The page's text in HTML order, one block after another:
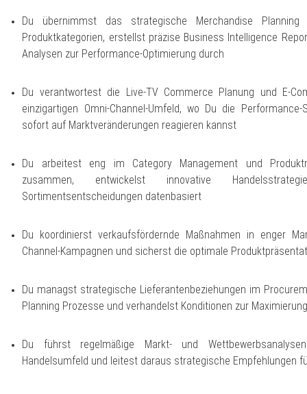
Du übernimmst das strategische Merchandise
Produktkategorien, erstellst präzise Business Intelligence
Analysen zur Performance-Optimierung durch
Du verantwortest die Live-TV Commerce Planung und E-
einzigartigen Omni-Channel-Umfeld, wo Du die
sofort auf Marktveränderungen reagieren kannst
Du arbeitest eng im Category Management und
zusammen, entwickelst innovative
Sortimentsentscheidungen datenbasiert
Du koordinierst verkaufsfördernde Maßnahmen in enger
Channel-Kampagnen und sicherst die optimale
Du managst strategische Lieferantenbeziehungen im
Planning Prozesse und verhandelst Konditionen zur
Du führst regelmäßige Markt- und
Handelsumfeld und leitest daraus strategische Empfehlungen